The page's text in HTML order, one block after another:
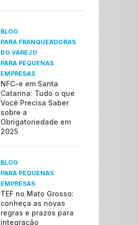
BLOG
PARA FRANQUEADORAS
DO VAREJO
PARA PEQUENAS
EMPRESAS
NFC-e em Santa
Catarina: Tudo o que
Você Precisa Saber
sobre a
Obrigatoriedade em
2025
BLOG
PARA PEQUENAS
EMPRESAS
TEF no Mato Grosso:
conheça as novas
regras e prazos para
integração